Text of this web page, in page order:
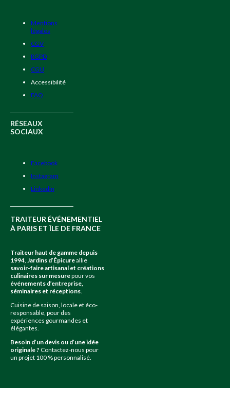
Mentions
légales
CGV
RGPD
CGU
Accessibilité
FAQ
RÉSEAUX
SOCIAUX
Facebook
Instagram
LinkedIn
TRAITEUR ÉVÉNEMENTIEL
À PARIS ET ÎLE DE FRANCE
Traiteur haut de gamme depuis
1994 Jardins d’Épicureallie
savoir-faire artisanal et créations
culinaires sur mesurepour vos
événements d’entreprise,
séminaires et réceptions
Cuisine de saison, locale et éco-
responsable, pour des
expériences gourmandes et
élégantes.
Besoin d’un devis ou d’une idée
originale ? Contactez-nous pour
un projet 100 % personnalisé.